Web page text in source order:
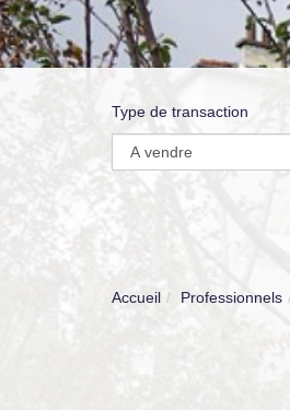
Type de transaction
Accueil Professionnels